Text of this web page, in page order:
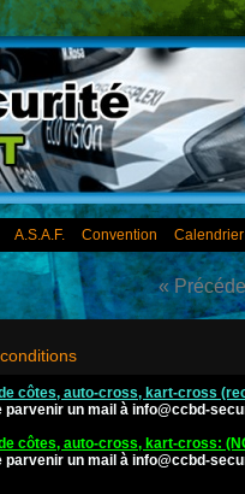
A.S.A.F. Convention
«
côtes, auto-cross, kart-cross
parvenir un mail à info@ccbd-
côtes, auto-cross, kart-cross:
parvenir un mail àinfo@ccbd-